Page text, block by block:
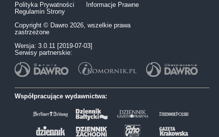
Polityka Prywatności
Informacje Prawne
Regulamin Strony
Copyright © Dawro 2026, wszelkie prawa
zastrzeżone
Wersja: 3.0.11 [2019-07-03]
Serwisy partnerskie:
Współpracujące wydawnictwa: